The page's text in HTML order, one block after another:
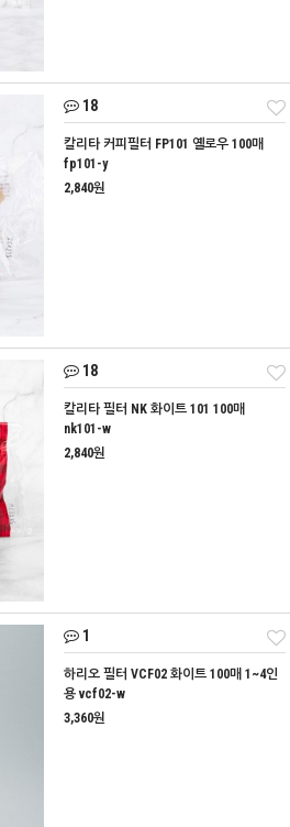
18
칼리타 커피필터 FP101 옐로우 100매
fp101-y
2,840원
18
칼리타 필터 NK 화이트 101 100매
nk101-w
2,840원
1
하리오 필터 VCF02 화이트 100매 1~4인
용 vcf02-w
3,360원